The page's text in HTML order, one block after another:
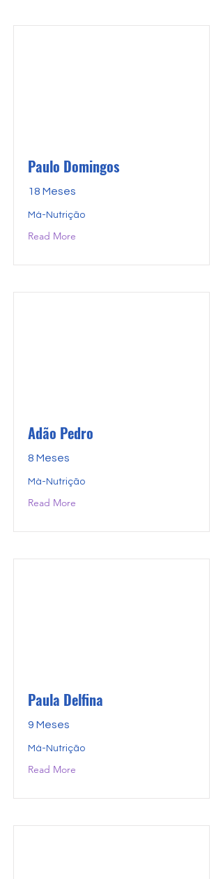
Paulo Domingos
18 Meses
Má-Nutrição
Read More
Adão Pedro
8 Meses
Mà-Nutrição
Read More
Paula Delfina
9 Meses
Má-Nutrição
Read More